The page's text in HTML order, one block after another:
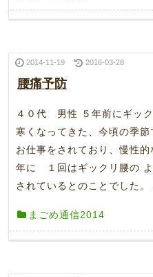
2014-11-19 2016-03-28
腰痛予防
４０代 男性 ５年前にギッ
寒くなってきた、今頃の季
お仕事をされており、慢性
年に １回はギックリ腰の よ
されているとのことでした。
まごめ通信2014